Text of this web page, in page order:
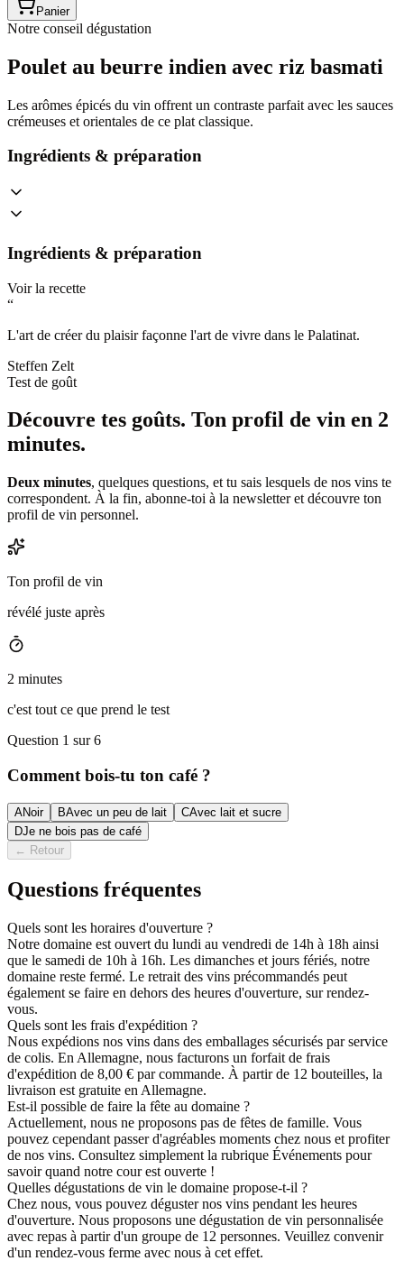
Panier
Notre conseil dégustation
Poulet au beurre indien avec riz basmati
Les arômes épicés du vin offrent un contraste parfait avec les sauces
crémeuses et orientales de ce plat classique.
Ingrédients & préparation
Ingrédients & préparation
Voir la recette
“
L'art de créer du plaisir façonne l'art de vivre dans le Palatinat.
Steffen Zelt
Test de goût
Découvre tes goûts. Ton profil de vin en 2
minutes.
Deux minutes, quelques questions, et tu sais lesquels de nos vins te
correspondent. À la fin, abonne-toi à la newsletter et découvre ton
profil de vin personnel.
Ton profil de vin
révélé juste après
2 minutes
c'est tout ce que prend le test
Question 1 sur 6
Comment bois-tu ton café ?
ANoir BAvec un peu de lait CAvec lait et sucre
DJe ne bois pas de café
← Retour
Questions fréquentes
Quels sont les horaires d'ouverture ?
Notre domaine est ouvert du lundi au vendredi de 14h à 18h ainsi
que le samedi de 10h à 16h. Les dimanches et jours fériés, notre
domaine reste fermé. Le retrait des vins précommandés peut
également se faire en dehors des heures d'ouverture, sur rendez-
vous.
Quels sont les frais d'expédition ?
Nous expédions nos vins dans des emballages sécurisés par service
de colis. En Allemagne, nous facturons un forfait de frais
d'expédition de 8,00 € par commande. À partir de 12 bouteilles, la
livraison est gratuite en Allemagne.
Est-il possible de faire la fête au domaine ?
Actuellement, nous ne proposons pas de fêtes de famille. Vous
pouvez cependant passer d'agréables moments chez nous et profiter
de nos vins. Consultez simplement la rubrique Événements pour
savoir quand notre cour est ouverte !
Quelles dégustations de vin le domaine propose-t-il ?
Chez nous, vous pouvez déguster nos vins pendant les heures
d'ouverture. Nous proposons une dégustation de vin personnalisée
avec repas à partir d'un groupe de 12 personnes. Veuillez convenir
d'un rendez-vous ferme avec nous à cet effet.